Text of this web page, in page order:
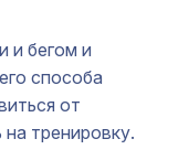
и бегом и
способа
от
тренировку.